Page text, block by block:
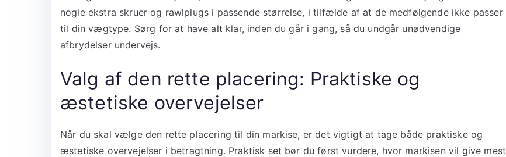
nogle ekstra skruer og rawlplugs i passende størrelse, i tilfælde af at de medfølgende ikke passer
til din vægtype. Sørg for at have alt klar, inden du går i gang, så du undgår unødvendige
afbrydelser undervejs.
Valg af den rette placering: Praktiske og
æstetiske overvejelser
Når du skal vælge den rette placering til din markise, er det vigtigt at tage både praktiske og
æstetiske overvejelser i betragtning. Praktisk set bør du først vurdere, hvor markisen vil give mest